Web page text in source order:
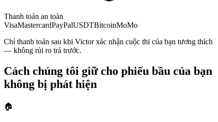
Thanh toán an toàn
VisaMastercardPayPalUSDTBitcoinMoMo
Chỉ thanh toán sau khi Victor xác nhận cuộc thi của bạn tương thích
— không rủi ro trả trước.
Cách chúng tôi giữ cho phiếu bầu của bạn
không bị phát hiện
🏠